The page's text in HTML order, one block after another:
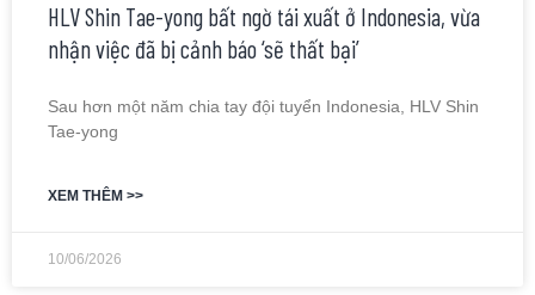
HLV Shin Tae-yong bất ngờ tái xuất ở Indonesia, vừa
nhận việc đã bị cảnh báo ‘sẽ thất bại’
Sau hơn một năm chia tay đội tuyển Indonesia, HLV Shin
Tae-yong
XEM THÊM >>
10/06/2026